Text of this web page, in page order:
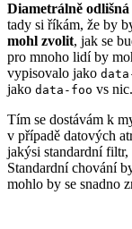
Diametrálně
tady si říkám, že by
mohl zvolit, jak se
pro mnoho lidí by
vypisovalo jako
jako data-foo vs
Tím se dostávám k
v případě datových
jakýsi standardní
Standardní chování
mohlo by se snadno